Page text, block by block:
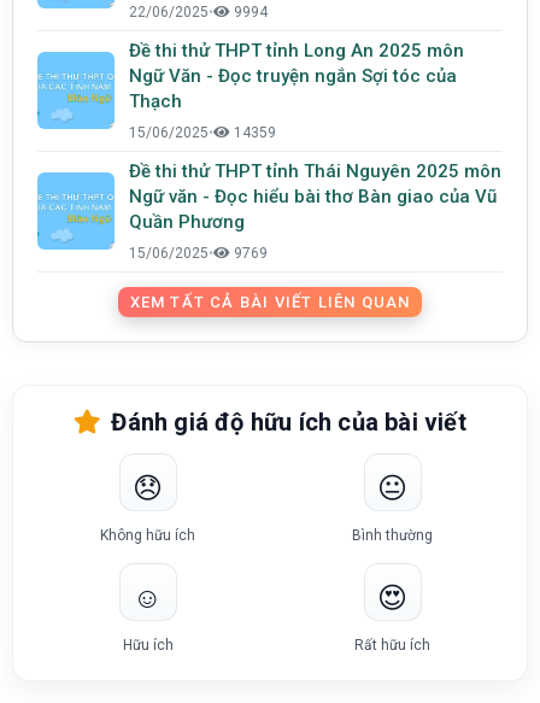
22/06/2025• 9994
Đề thi thử THPT tỉnh Long An 2025 môn
Ngữ Văn - Đọc truyện ngắn Sợi tóc của
Thạch
15/06/2025• 14359
Đề thi thử THPT tỉnh Thái Nguyên 2025 môn
Ngữ văn - Đọc hiểu bài thơ Bàn giao của Vũ
Quần Phương
15/06/2025• 9769
XEM TẤT CẢ BÀI VIẾT LIÊN QUAN
Đánh giá độ hữu ích của bài viết
😞
Không hữu ích
😐
Bình thường
☺️
Hữu ích
😍
Rất hữu ích